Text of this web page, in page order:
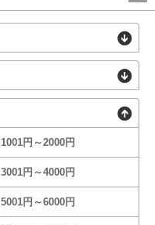
1001円～2000円
3001円～4000円
5001円～6000円